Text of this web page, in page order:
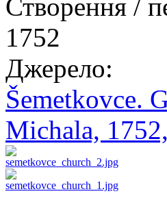
Створення /
1752
Джерело:
Šemetkovce.
Michala,